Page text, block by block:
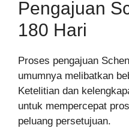
Pengajuan
180 Hari
Proses pengajuan
umumnya melibatkan
Ketelitian dan
untuk mempercepat
peluang persetujuan.